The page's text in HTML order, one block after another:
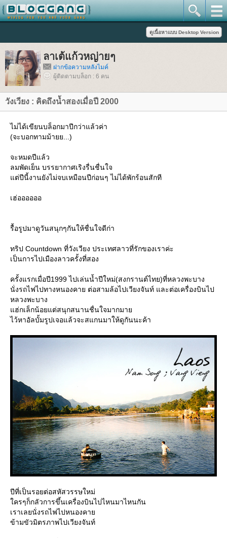
ลาเต้แก้วหญ่ายๆ
ฝากข้อความหลังไมค์
ผู้ติดตามบล็อก : 6 คน
วังเวียง : คิดถึงน้ำสองเมื่อปี 2000
ไม่ได้เขียนบล็อกมาปีกว่าแล้วค่า
(จะบอกทามม้ายย...)
จะหมดปีแล้ว
ลมพัดเย็น บรรยากาศเริงรื่นชื่นใจ
ต่ปีนี้งานยังไม่จบเหมือนปีก่อนๆ ไม่ได้พักร้อนสักที
เฮ่ออออออ
รื้อรูปมาดูวันสนุกๆกันให้ชื่นใจดีก่า
ทริป Countdown ที่วังเวียง ประเทศลาวที่รักของเราค่ะ
เป็นการไปเมืองลาวครั้งที่สอง
ครั้งแรกเมื่อปี1999 ไปเล่นน้ำปีใหม่(สงกรานต์ไทย)ที่หลวงพะบาง
นั่งรถไฟไปทางหนองคาย ต่อสามล้อไปเวียงจันท์ และต่อเครื่องบินไป
หลวงพะบาง
ฮ่กเล็กน้อยแต่สนุกสนานชื่นใจมากมา
ไว้หาอัลบั้มรูปเจอแล้วจะสแกนมาให้ดูกันนะค้า
ปีที่เป็นรอยต่อสหัสวรรษใหม่
ครๆก็กลัวการขึ้นเครื่องบินไปไหนมาไหนกัน
เราเลยนั่งรถไฟไปหนองคา
ข้ามขัวมิตรภาพไปเวียงจันท์